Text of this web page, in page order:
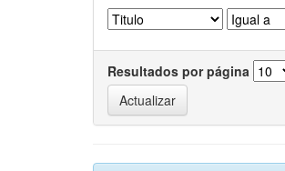
Resultados por página